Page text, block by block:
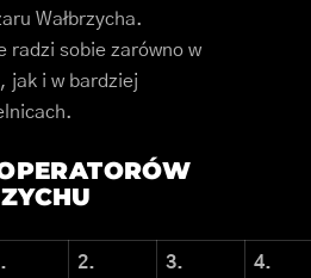
Wałbrzycha.
radzi sobie zarówno w
jak i w bardziej
2.
3.
4.